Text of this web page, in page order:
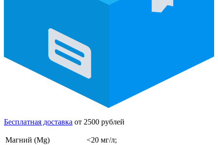
Бесплатная доставка от 2500 рублей
Магний (Mg)
<20 мг/л;